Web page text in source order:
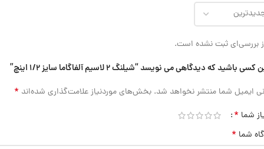
بررسی‌ای ثبت نشده است.
باشید که دیدگاهی می نویسد “شیلنگ 2 لاسیم آلفاگاما سایز 1/2 اینچ”
ایمیل شما منتشر نخواهد شد. بخش‌های موردنیاز علامت‌گذاری شده‌اند *
شما *
شما *